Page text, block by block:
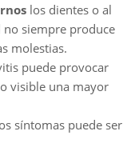
los dientes o al
no siempre produce
molestias.
puede provocar
visible una mayor
síntomas puede ser